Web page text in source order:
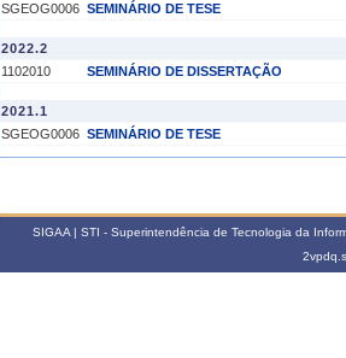
SGEOG0006 SEMINÁRIO DE TESE
2022.2
1102010
SEMINÁRIO DE DISSERTAÇÃO
2021.1
SGEOG0006 SEMINÁRIO DE TESE
2020.1SIGAA | STI - Superintendência de Tecnologia da